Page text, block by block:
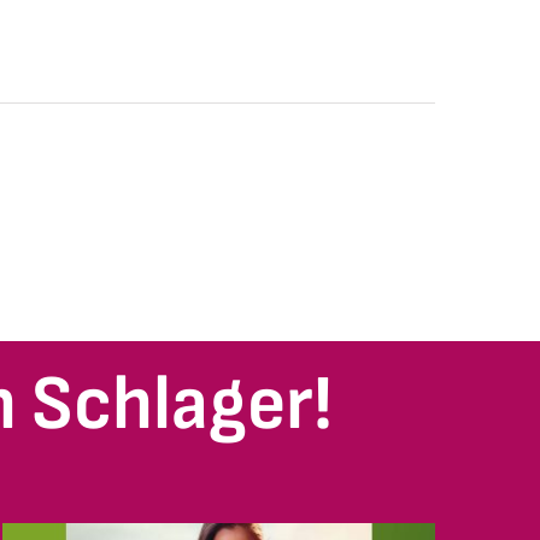
Schlager!